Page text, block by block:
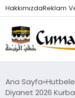
HakkımızdaReklam
HUTBELER
Ana Sayfa
Diyanet 2026